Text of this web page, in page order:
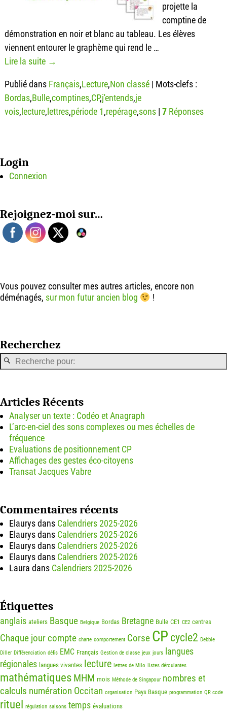
projette la
comptine de
démonstration en noir et blanc au tableau. Les élèves
viennent entourer le graphème qui rend le …
Lire la suite →
Publié dans Français,Lecture,Non classé| Mots-clefs :
Bordas,Bulle,comptines,CP,j'entends,je
vois,lecture,lettres,période 1,repérage,sons| 7Réponses
Login
Connexion
Rejoignez-moi sur…
Vous pouvez consulter mes autres articles, encore non
déménagés, sur mon futur ancien blog !
Recherchez
Articles Récents
Analyser un texte : Codéo et Anagraph
L’arc-en-ciel des sons complexes ou mes échelles de
fréquence
Evaluations de positionnement CP
Affichages des gestes éco-citoyens
Transat Jacques Vabre
Commentaires récents
Elaurysdans Calendriers 2025-2026
Elaurysdans Calendriers 2025-2026
Elaurysdans Calendriers 2025-2026
Elaurysdans Calendriers 2025-2026
Laura dans Calendriers 2025-2026
Étiquettes
anglais ateliers Basque Belgique Bordas Bretagne Bulle CE1 CE2 centres
Chaque jour compte charte comportement Corse CP cycle2 Debbie
Diller Différenciation défis EMC Français Gestion de classe jeux jours
langues
régionales langues vivantes lecture lettres de Milo listes déroulantes
mathématiques MHM mois Méthode de Singapour nombres et
calculs numération Occitan organisation Pays Basque programmation QR code
rituel régulation saisons temps évaluations